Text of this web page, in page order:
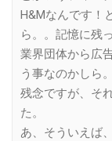
H&Mなんです！
ら。。記憶に残
業界団体から広
う事なのかしら
残念ですが、そ
た。
あ、そういえば